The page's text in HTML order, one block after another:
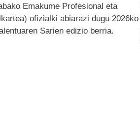
Emakume Profesional eta
ofizialki abiarazi dugu 2026ko
Sarien edizio berria.